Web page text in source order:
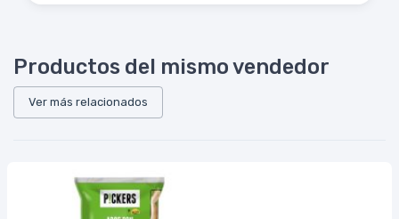
Productos del mismo vendedor
Ver más relacionados